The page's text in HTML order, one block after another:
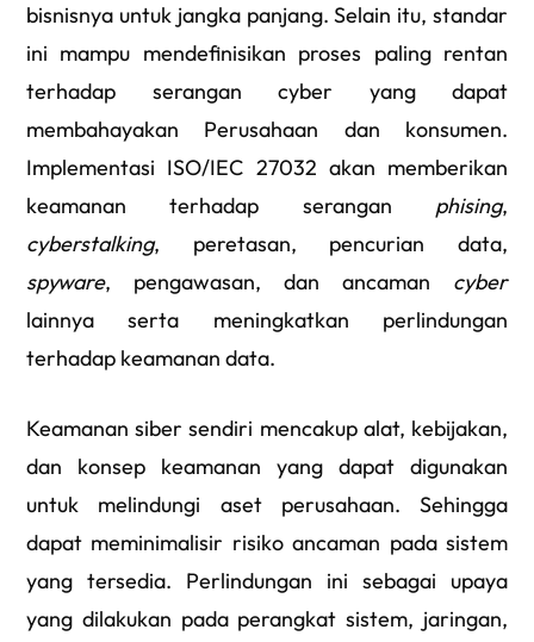
bisnisnya untuk jangka panjang. Selain itu, standar
ini mampu mendefinisikan proses paling rentan
terhadap serangan cyber yang dapat
membahayakan Perusahaan dan konsumen.
Implementasi ISO/IEC 27032 akan memberikan
keamanan terhadap serangan phising,
cyberstalking, peretasan, pencurian data,
spyware, pengawasan, dan ancaman cyber
lainnya serta meningkatkan perlindungan
terhadap keamanan data.
Keamanan siber sendiri mencakup alat, kebijakan,
dan konsep keamanan yang dapat digunakan
untuk melindungi aset perusahaan. Sehingga
dapat meminimalisir risiko ancaman pada sistem
yang tersedia. Perlindungan ini sebagai upaya
yang dilakukan pada perangkat sistem, jaringan,